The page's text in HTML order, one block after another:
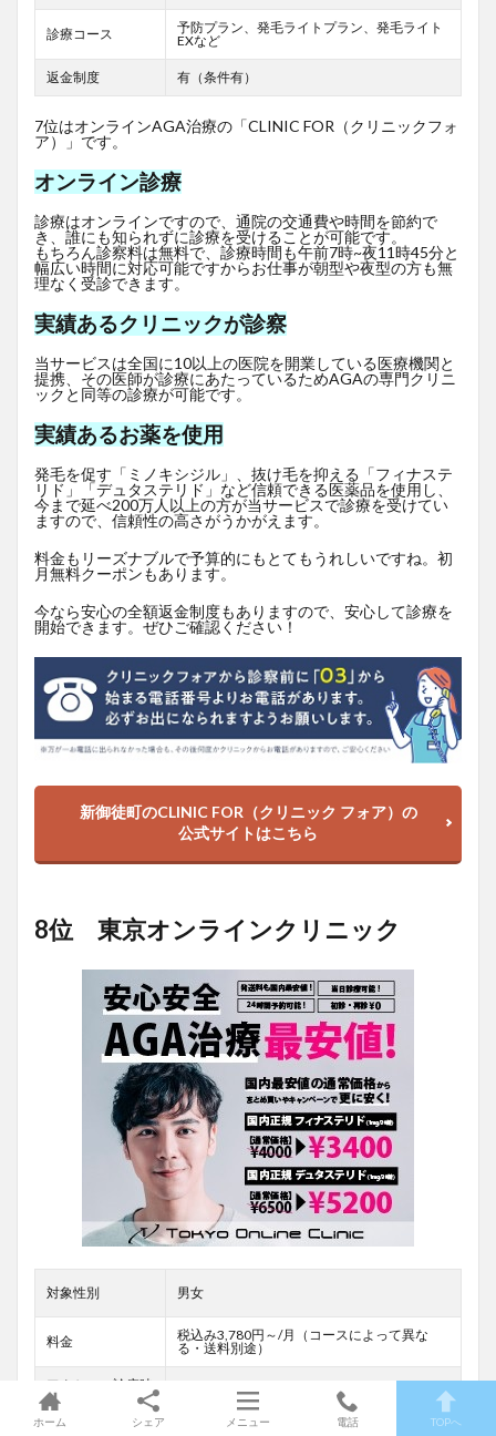
診療コース
予防プラン、発毛ライトプラン、発毛ライト
EXなど
返金制度 有（条件有）
7位はオンラインAGA治療の「CLINIC FOR（クリニックフォ
ア）」です。
オンライン診療
診療はオンラインですので、通院の交通費や時間を節約で
き、誰にも知られずに診療を受けることが可能です。
もちろん診察料は無料で、診療時間も午前7時~夜11時45分と
幅広い時間に対応可能ですからお仕事が朝型や夜型の方も無
理なく受診できます。
実績あるクリニックが診察
当サービスは全国に10以上の医院を開業している医療機関と
提携、その医師が診療にあたっているためAGAの専門クリニ
ックと同等の診療が可能です。
実績あるお薬を使用
発毛を促す「ミノキシジル」、抜け毛を抑える「フィナステ
リド」「デュタステリド」など信頼できる医薬品を使用し、
今まで延べ200万人以上の方が当サービスで診療を受けてい
ますので、信頼性の高さがうかがえます。
料金もリーズナブルで予算的にもとてもうれしいですね。初
月無料クーポンもあります。
今なら安心の全額返金制度もありますので、安心して診療を
開始できます。ぜひご確認ください！
新御徒町のCLINIC FOR（クリニック フォア）の
公式サイトはこちら
8位 東京オンラインクリニック
対象性別 男女
料金
税込み3,780円～/月（コースによって異な
る・送料別途）
アクセス・診療時
間
オンラインのみ
ホーム シェア メニュー 電話 TOPへ